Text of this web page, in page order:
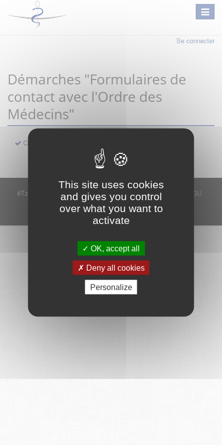
This site uses cookies
and gives you control
over what you want to
activate
OK, accept all
Deny all cookies
Personalize
Se connecter
Démarches "Formulaires de
contact avec l'Ordre des
Médecins"
Contact
6Tzen ©2015 - Tous droits réservés Mentions légales
CGU
Plan du site
FAQ
Contact
Ce service est proposé par6Tzen